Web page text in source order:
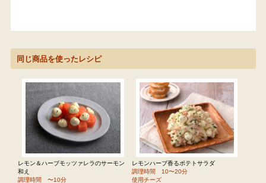
同じ商品を使ったレシピ
レモン＆ハーブモッツァレラのサーモン
和え
調理時間 〜10分
レモンハーブ香るポテトサラダ
調理時間 10〜20分
使用チーズ